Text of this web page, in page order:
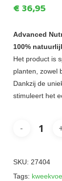
€36,95
Advanced
100%
Het product is
planten, zowel
Dankzij de
stimuleert het
SKU: 27404
Tags: